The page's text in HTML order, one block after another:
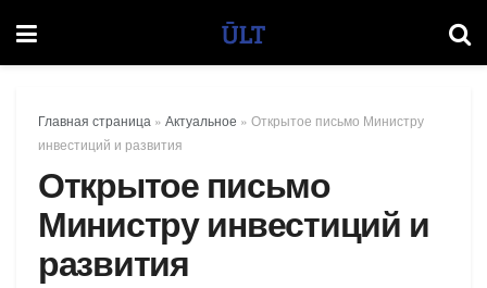
Главная страница » Актуальное » Открытое письмо Министру
инвестиций и развития
Открытое письмо
Министру инвестиций и
развития